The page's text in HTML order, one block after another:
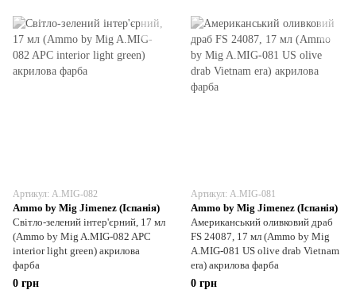
Артикул: A.MIG-082
Ammo by Mig Jimenez (Іспанія)
Світло-зелений інтер'єрний, 17 мл
(Ammo by Mig A.MIG-082 APC
interior light green) акрилова
фарба
0 грн
Артикул: A.MIG-081
Ammo by Mig Jimenez (Іспанія)
Американський оливковий драб
FS 24087, 17 мл (Ammo by Mig
A.MIG-081 US olive drab Vietnam
era) акрилова фарба
0 грн